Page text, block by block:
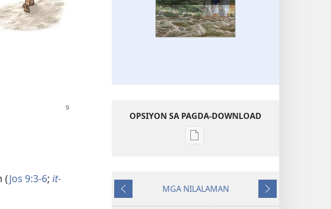
(Jos 9:3-6; it-
OPSIYON SA PAGDA-DOWNLOAD
Opsiyon
ng
Nauna
MGA NILALAMAN
Susunod